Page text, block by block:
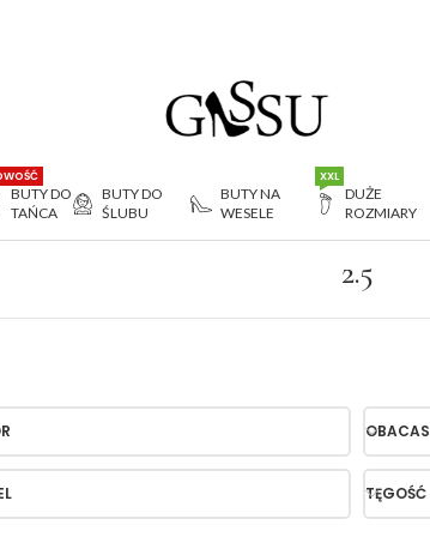
BUTY DO
TAŃCA
BUTY DO
ŚLUBU
BUTY NA
WESELE
DUŻE
ROZMIARY
XXL
2.5
OBACAS
TĘGOŚĆ